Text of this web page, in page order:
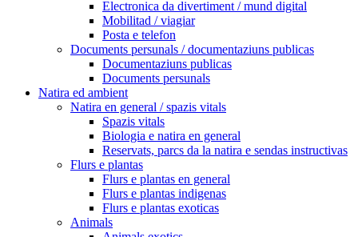
Electronica da divertiment / mund digital
Mobilitad / viagiar
Posta e telefon
Documents persunals / documentaziuns publicas
Documentaziuns publicas
Documents persunals
Natira ed ambient
Natira en general / spazis vitals
Spazis vitals
Biologia e natira en general
Reservats, parcs da la natira e sendas instructivas
Flurs e plantas
Flurs e plantas en general
Flurs e plantas indigenas
Flurs e plantas exoticas
Animals